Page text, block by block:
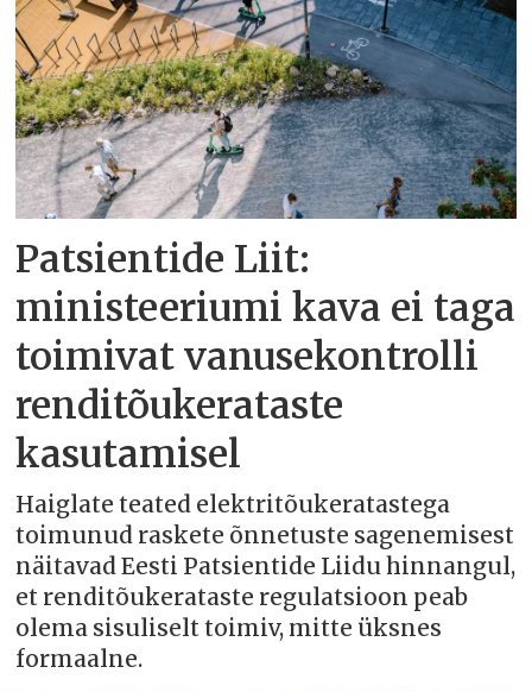
Patsientide Liit:
ministeeriumi kava ei taga
toimivat vanusekontrolli
renditõukerataste
kasutamisel
Haiglate teated elektritõukeratastega
toimunud raskete õnnetuste sagenemisest
näitavad Eesti Patsientide Liidu hinnangul,
et renditõukerataste regulatsioon peab
olema sisuliselt toimiv, mitte üksnes
formaalne.